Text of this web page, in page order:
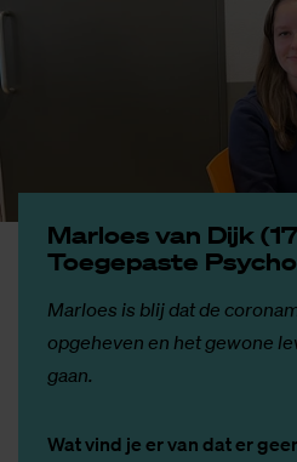
Marloes van Dijk
Toe­ge­pas­te
Marloes is blij dat de
opgeheven en het gewone
gaan.
Wat vind je er van dat er